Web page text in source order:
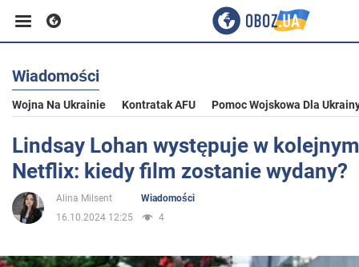
Biznes
Sport
Rozrywka
Wiadomości
Wojna Na Ukrainie Kontratak AFU Pomoc Wojskowa Dla
Lindsay Lohan występuje w
Netflix: kiedy film zostanie wydany?
Alina Milsent
Wiadomości
16.10.2024 12:25
4